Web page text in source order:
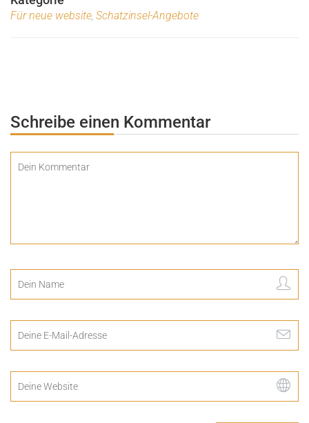
Für neue website Schatzinsel-Angebote
Schreibe einen Kommentar